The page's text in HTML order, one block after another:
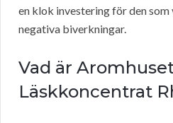
en klok investering för den
negativa biverkningar.
Vad är
Läskkoncentrat